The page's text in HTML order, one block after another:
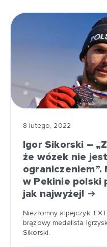
8 lutego, 2022
Igor Sikorski –
że wózek nie
ograniczeniem”.
w Pekinie polski
jak najwyżej!
Niezłomny alpejczyk,
brązowy medalista
Sikorski.